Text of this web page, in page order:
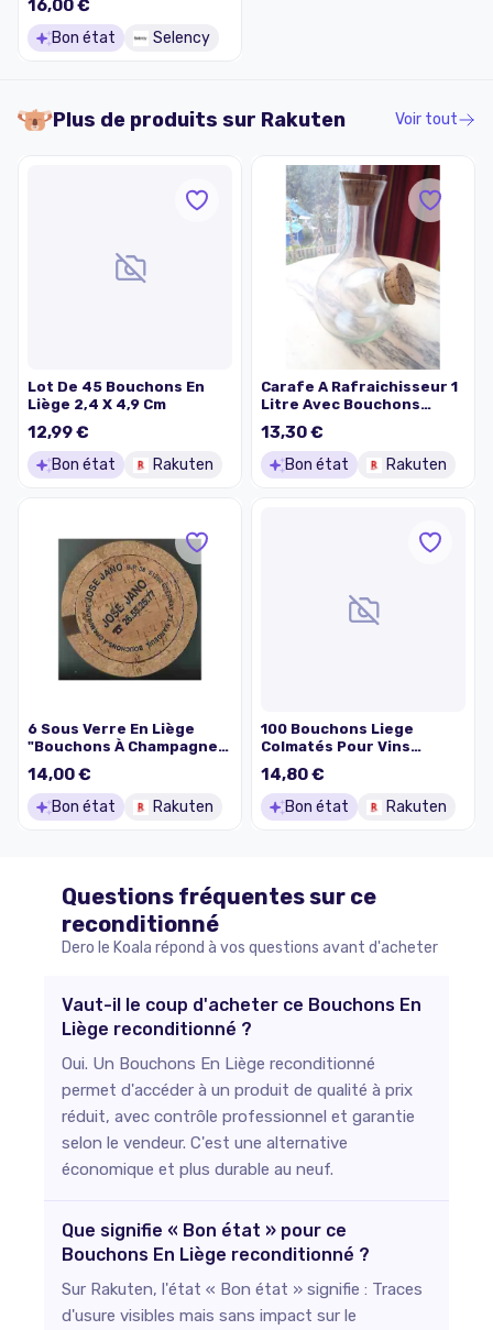
16,00 €
Bon état Selency
Plus de produits sur Rakuten Voir tout
Lot De 45 Bouchons En
Liège 2,4 X 4,9 Cm
12,99 €
Bon état Rakuten
Carafe A Rafraichisseur 1
Litre Avec Bouchons
Liege
13,30 €
Bon état Rakuten
6 Sous Verre En Liège
"Bouchons À Champagne
José Jano
14,00 €
Bon état Rakuten
100 Bouchons Liege
Colmatés Pour Vins
Jeunes Cal.45x24 Cat.5
14,80 €
Bon état Rakuten
Questions fréquentes sur ce
reconditionné
Dero le Koala répond à vos questions avant d'acheter
Vaut-il le coup d'acheter ce Bouchons En
Liège reconditionné ?
Oui. Un Bouchons En Liège reconditionné
permet d'accéder à un produit de qualité à prix
réduit, avec contrôle professionnel et garantie
selon le vendeur. C'est une alternative
économique et plus durable au neuf.
Que signifie « Bon état » pour ce
Bouchons En Liège reconditionné ?
Sur Rakuten, l'état « Bon état » signifie : Traces
d'usure visibles mais sans impact sur le